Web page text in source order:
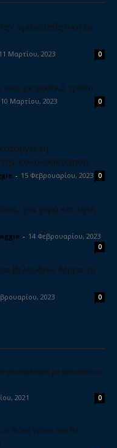
ομοιοπαθητική σε
11 Μαρτίου, 2023 0
σας με φυσικό τρόπο
10 Μαρτίου, 2023 0
τη
κολονοσκόπηση
- 15 Φεβρουαρίου, 2023 0
για γερή και υγιή
- 14 Φεβρουαρίου, 2023
0
βελούδινο δέρμα το
2023 0
για διακοπές με αυτοκίνητο
2021 0
η θεϊκή γεύση που θα